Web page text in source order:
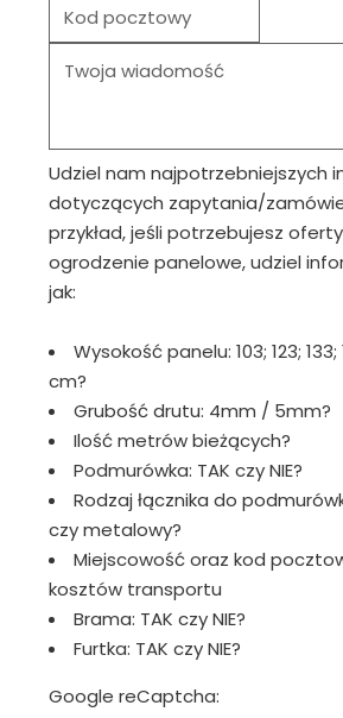
Udziel nam najpotrzebniejszych
dotyczących zapytania/
przykład, jeśli potrzebujesz
ogrodzenie panelowe, udziel
jak:
Wysokość panelu: 103; 123; 133;
cm?
Grubość drutu: 4mm / 5mm?
Ilość metrów bieżących?
Podmurówka: TAK czy NIE?
Rodzaj łącznika do
czy metalowy?
Miejscowość oraz kod
kosztów transportu
Brama: TAK czy NIE?
Furtka: TAK czy NIE?
Google reCaptcha: